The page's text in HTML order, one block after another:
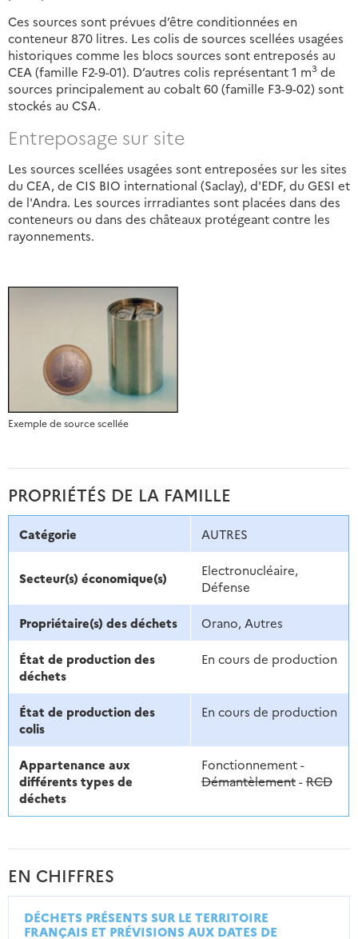
Ces sources sont prévues d’être conditionnées en
conteneur 870 litres. Les colis de sources scellées usagées
historiques comme les blocs sources sont entreposés au
CEA (famille F2-9-01). D’autres colis représentant 1 m3 de
sources principalement au cobalt 60 (famille F3-9-02) sont
stockés au CSA.
Entreposage sur site
Les sources scellées usagées sont entreposées sur les sites
du CEA, de CIS BIO international (Saclay), d'EDF, du GESI et
de l'Andra. Les sources irrradiantes sont placées dans des
conteneurs ou dans des châteaux protégeant contre les
rayonnements.
Exemple de source scellée
PROPRIÉTÉS DE LA FAMILLE
Catégorie AUTRES
Secteur(s) économique(s)
Electronucléaire,
Défense
Propriétaire(s) des déchets Orano, Autres
État de production des
déchets
En cours de production
État de production des
colis
En cours de production
Appartenance aux
différents types de
déchets
Fonctionnement -
Démantèlement-RCD
EN CHIFFRES
DÉCHETS PRÉSENTS SUR LE TERRITOIRE
FRANÇAIS ET PRÉVISIONS AUX DATES DE